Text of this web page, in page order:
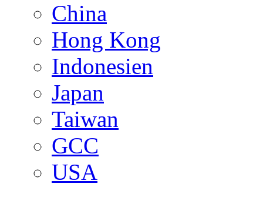
China
Hong Kong
Indonesien
Japan
Taiwan
GCC
USA